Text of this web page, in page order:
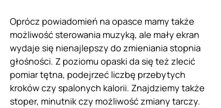
Oprócz powiadomień na opasce mamy także
możliwość sterowania muzyką, ale mały ekran
wydaje się nienajlepszy do zmieniania stopnia
głośności. Z poziomu opaski da się też zlecić
pomiar tętna, podejrzeć liczbę przebytych
kroków czy spalonych kalorii. Znajdziemy także
stoper, minutnik czy możliwość zmiany tarczy.